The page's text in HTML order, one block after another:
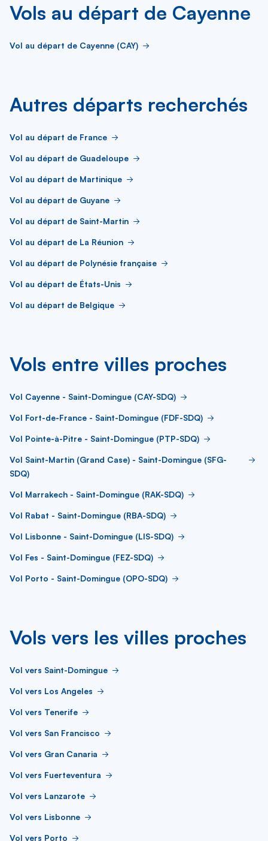
Vols au départ de Cayenne
Vol au départ de Cayenne (CAY)
Autres départs recherchés
Vol au départ de France
Vol au départ de Guadeloupe
Vol au départ de Martinique
Vol au départ de Guyane
Vol au départ de Saint-Martin
Vol au départ de La Réunion
Vol au départ de Polynésie française
Vol au départ de États-Unis
Vol au départ de Belgique
Vols entre villes proches
Vol Cayenne - Saint-Domingue (CAY-SDQ)
Vol Fort-de-France - Saint-Domingue (FDF-SDQ)
Vol Pointe-à-Pitre - Saint-Domingue (PTP-SDQ)
Vol Saint-Martin (Grand Case) - Saint-Domingue (SFG-
SDQ)
Vol Marrakech - Saint-Domingue (RAK-SDQ)
Vol Rabat - Saint-Domingue (RBA-SDQ)
Vol Lisbonne - Saint-Domingue (LIS-SDQ)
Vol Fes - Saint-Domingue (FEZ-SDQ)
Vol Porto - Saint-Domingue (OPO-SDQ)
Vols vers les villes proches
Vol vers Saint-Domingue
Vol vers Los Angeles
Vol vers Tenerife
Vol vers San Francisco
Vol vers Gran Canaria
Vol vers Fuerteventura
Vol vers Lanzarote
Vol vers Lisbonne
Vol vers Porto